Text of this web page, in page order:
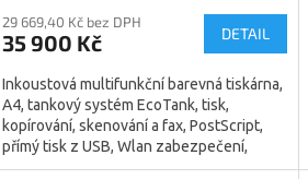
M
A
FAX, DUPLEX, 19W (C11CJ28402)
29 669,40 Kč bez DPH
35 900 Kč DETAIL
Inkoustová multifunkční barevná tiskárna,
A4, tankový systém EcoTank, tisk,
kopírování, skenování a fax, PostScript,
přímý tisk z USB, Wlan zabezpečení,
síť.protokol iPv4,iPv6,...